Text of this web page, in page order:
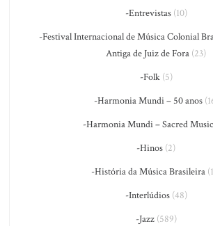
-Entrevistas(10)
-Festival Internacional de Música Colonial
Antiga de Juiz de Fora (23)
-Folk(5)
-Harmonia Mundi – 50 anos
-Harmonia Mundi – Sacred Music
-Hinos (2)
-História da Música Brasileira
-Interlúdios(48)
-Jazz(589)